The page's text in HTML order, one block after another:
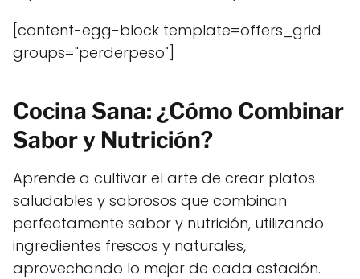
[content-egg-block template=offers_grid
groups="perderpeso"]
Cocina Sana: ¿Cómo Combinar
Sabor y Nutrición?
Aprende a cultivar el arte de crear platos
saludables y sabrosos que combinan
perfectamente sabor y nutrición, utilizando
ingredientes frescos y naturales,
aprovechando lo mejor de cada estación.